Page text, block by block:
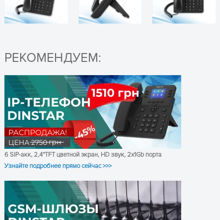
РЕКОМЕНДУЕМ:
6 SIP-акк, 2,4''TFT цветной экран, HD звук, 2x1Gb порта
Узнайте подробнее прямо сейчас >>>
Характеристики
вызова
Ожидание вызова
Переадресация
DND (режим "Не
Быстрый набор
Повторный набор
Автодозвон, автоответ
Трехсторонняя конференц-
связь
Набор номера в
одноранговой сети
Распознавание голосовой
Конференц-
телефон
Да, поддержка трехсторонней
конференции